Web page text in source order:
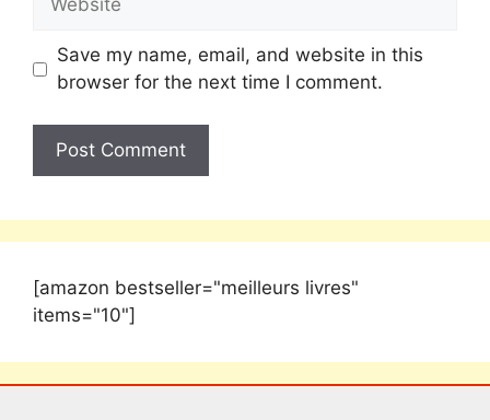
Save my name, email, and website in this
browser for the next time I comment.
[amazon bestseller="meilleurs livres"
items="10"]